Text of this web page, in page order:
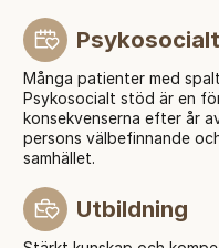
Många patienter med
Psykosocialt stöd är en
konsekvenserna efter år
persons välbefinnande
samhället.
Utbildning